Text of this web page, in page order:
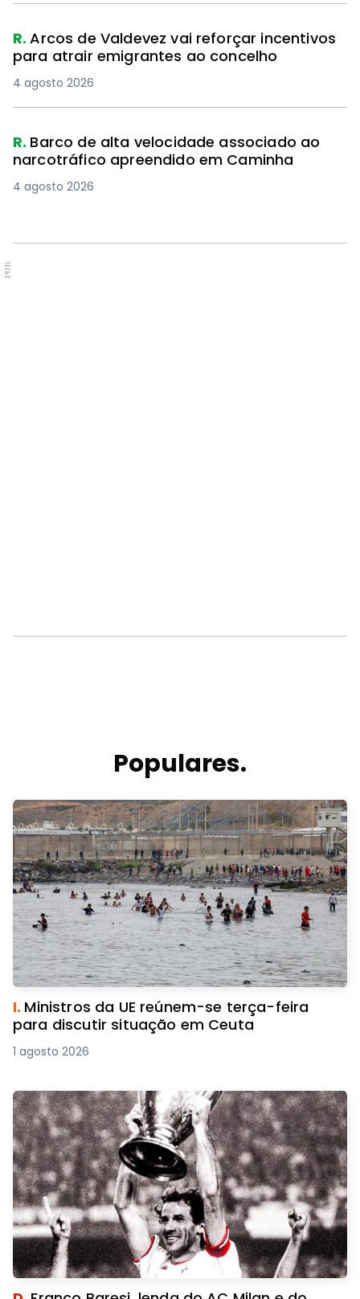
R.Arcos de Valdevez vai reforçar incentivos
para atrair emigrantes ao concelho
4 agosto 2026
R. Barco de alta velocidade associado ao
narcotráfico apreendido em Caminha
4 agosto 2026
PUB.
Populares.
I. Ministros da UE reúnem-se terça-feira
para discutir situação em Ceuta
1 agosto 2026